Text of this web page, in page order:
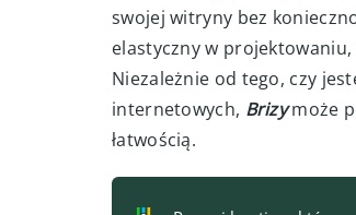
swojej witryny bez
elastyczny w
Niezależnie od tego, czy
internetowych, Brizy może
łatwością.